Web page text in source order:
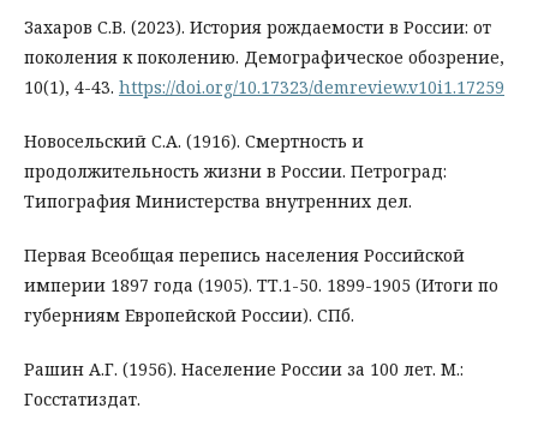
Захаров С.В. (2023). История рождаемости в России: от
поколения к поколению. Демографическое обозрение,
10(1), 4-43. https://doi.org/10.17323/demreview.v10i1.17259
Новосельский С.А. (1916). Смертность и
продолжительность жизни в России. Петроград:
Типография Министерства внутренних дел.
Первая Всеобщая перепись населения Российской
империи 1897 года (1905). ТТ.1-50. 1899-1905 (Итоги по
губерниям Европейской России). СПб.
Рашин А.Г. (1956). Население России за 100 лет. М.:
Госстатиздат.